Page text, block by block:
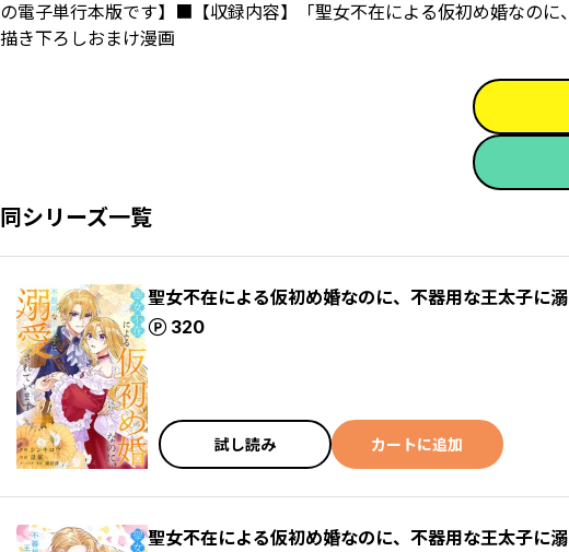
の電子単行本版です】■【収録内容】「聖女不在による仮初め婚なの
描き下ろしおまけ漫画
同シリーズ一覧
聖女不在による仮初め婚なのに、不器用な王太子に
320
ポイント
試し読み カートに追加
聖女不在による仮初め婚なのに、不器用な王太子に